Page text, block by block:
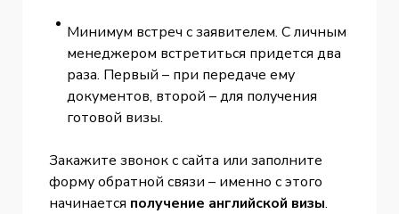
Минимум встреч с заявителем. С личным
менеджером встретиться придется два
раза. Первый – при передаче ему
документов, второй – для получения
готовой визы.
Закажите звонок с сайта или заполните
форму обратной связи – именно с этого
начинается получение английской визы.